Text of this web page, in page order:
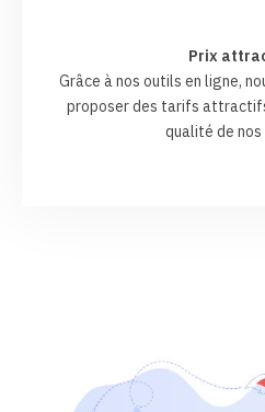
Prix
Grâce à nos outils en ligne,
proposer des tarifs
qualité de nos